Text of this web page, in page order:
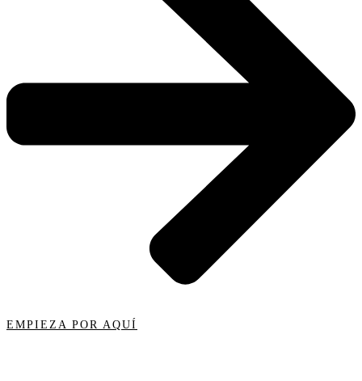
EMPIEZA POR AQUÍ